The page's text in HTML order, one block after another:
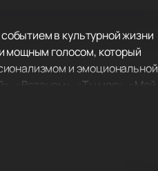
в культурной жизни
мощным голосом, который
и эмоциональной
«Встанем», «Ты моя», «Мой